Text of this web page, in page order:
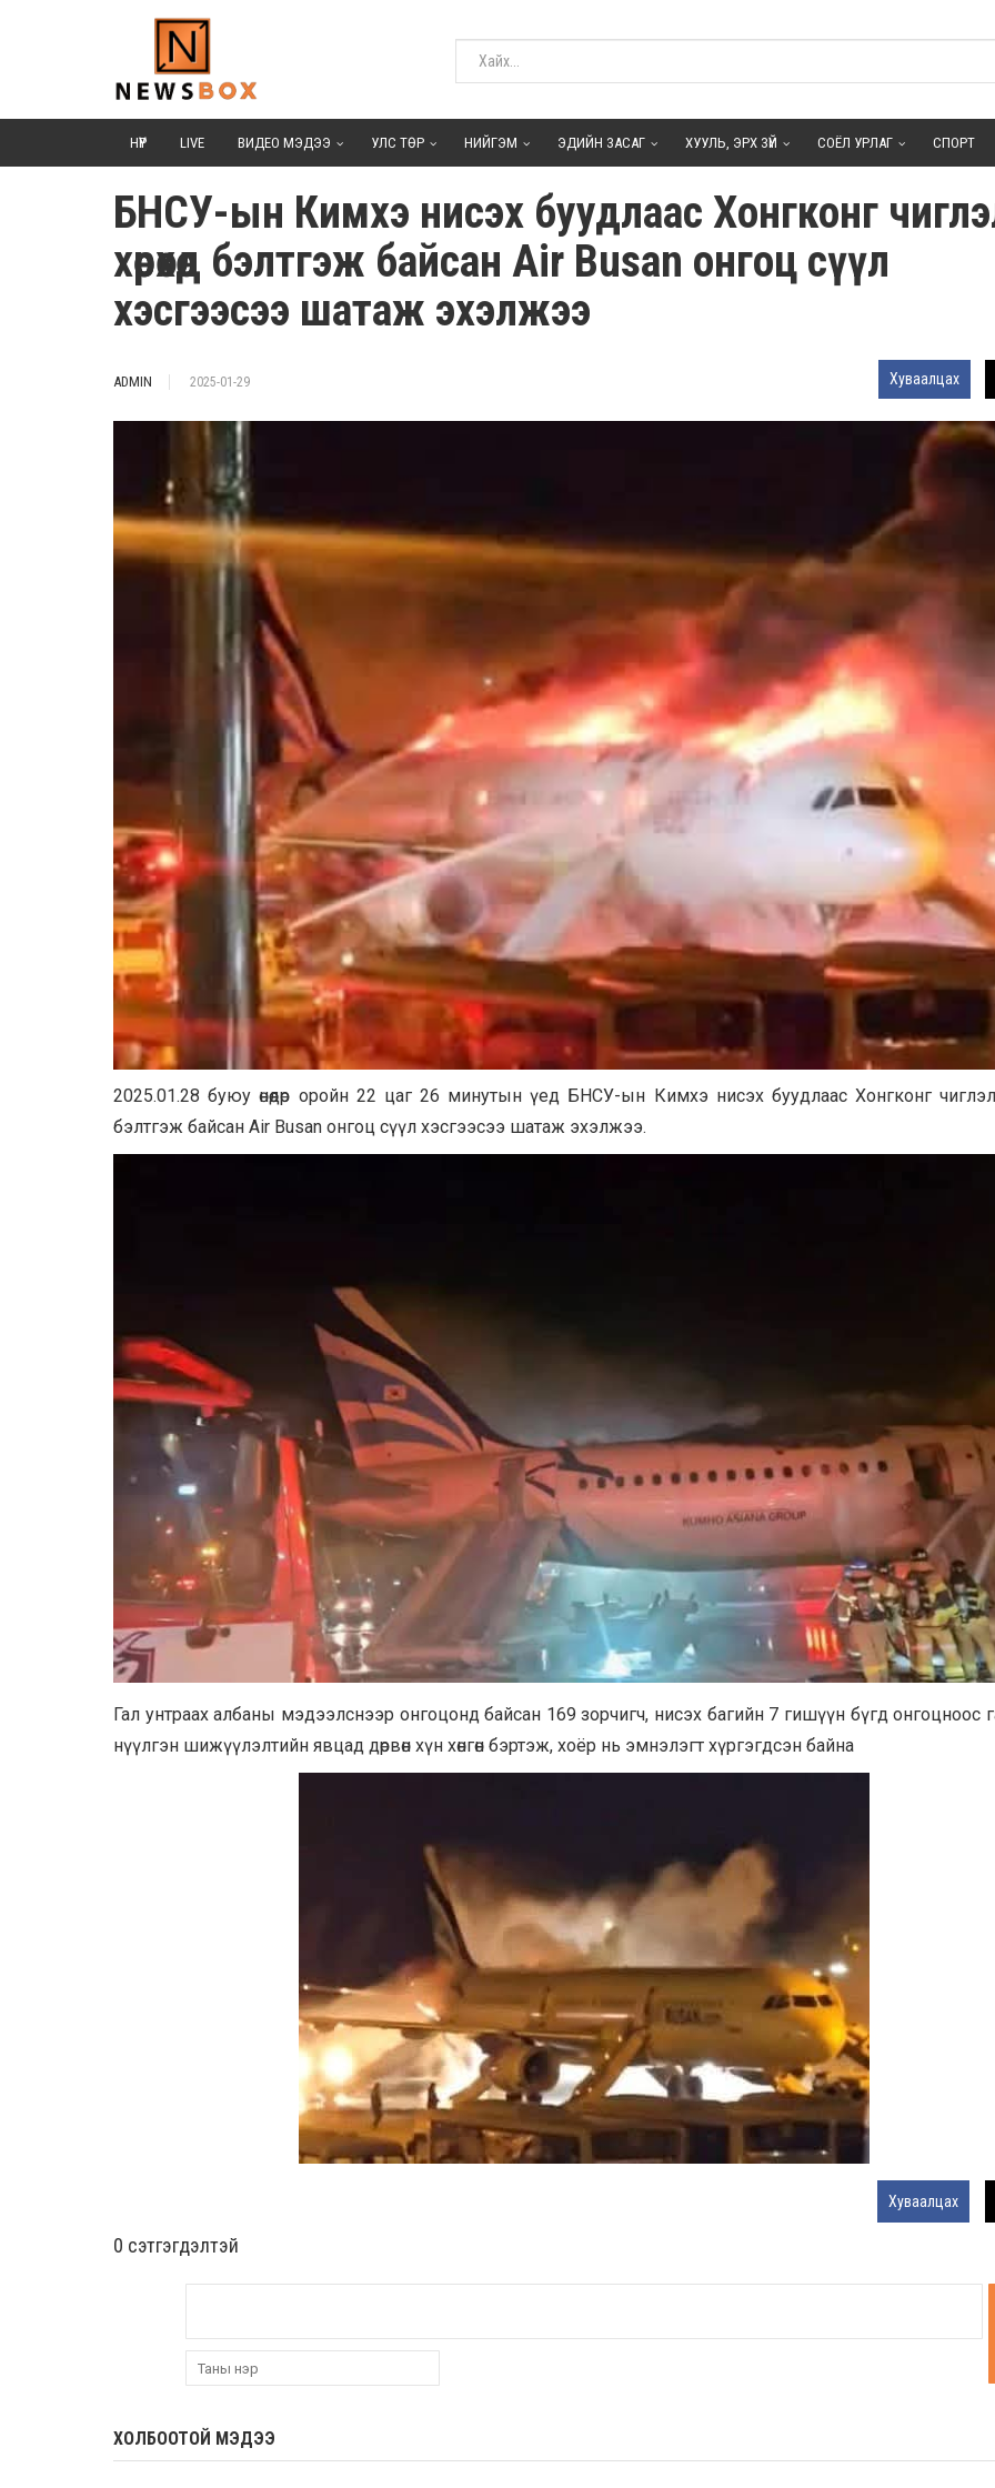
НҮҮР LIVE ВИДЕО МЭДЭЭ УЛС ТӨР НИЙГЭМ ЭДИЙН ЗАСАГ ХУУЛЬ, ЭРХ ЗҮЙ СОЁЛ УРЛАГ СПОРТ
БНСУ-ын Кимхэ нисэх буудлаас Хонгконг
хөөрөхөд бэлтгэж байсан Air Busan онгоц сүүл
хэсгээсээ шатаж эхэлжээ
ADMIN 2025-01-29 Хуваалцах
2025.01.28 буюу өнөөдөр оройн 22 цаг 26 минутын үед БНСУ-ын Кимхэ нисэх буудлаас Хонгконг чиглэлд
бэлтгэж байсан Air Busan онгоц сүүл хэсгээсээ шатаж эхэлжээ.
Гал унтраах албаны мэдээлснээр онгоцонд байсан 169 зорчигч, нисэх багийн 7 гишүүн бүгд онгоцноос
нүүлгэн шижүүлэлтийн явцад дөрвөн хүн хөнгөн бэртэж, хоёр нь эмнэлэгт хүргэгдсэн байна
Хуваалцах
0 cэтгэгдэлтэй
ХОЛБООТОЙ МЭДЭЭ